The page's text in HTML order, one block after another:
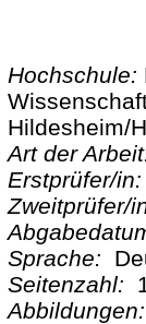
Hochschule:
Hildesheim/
Art der
Erstprüfer/
Sprache:
Seitenzahl: